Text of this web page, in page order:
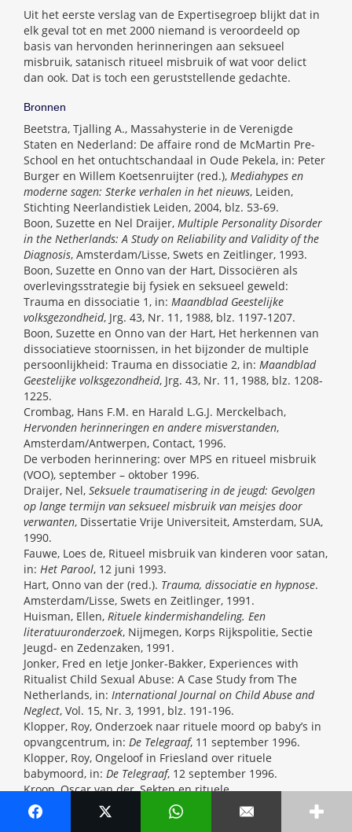
Uit het eerste verslag van de Expertisegroep blijkt dat in
elk geval tot en met 2000 niemand is veroordeeld op
basis van hervonden herinneringen aan seksueel
misbruik, satanisch ritueel misbruik of wat voor delict
dan ook. Dat is toch een geruststellende gedachte.
Bronnen
Beetstra, Tjalling A., Massahysterie in de Verenigde
Staten en Nederland: De affaire rond de McMartin Pre-
School en het ontuchtschandaal in Oude Pekela, in: Peter
Burger en Willem Koetsenruijter (red.), Mediahypes en
moderne sagen: Sterke verhalen in het nieuws, Leiden,
Stichting Neerlandistiek Leiden, 2004, blz. 53-69.
Boon, Suzette en Nel Draijer, Multiple Personality Disorder
in the Netherlands: A Study on Reliability and Validity of the
Diagnosis, Amsterdam/Lisse, Swets en Zeitlinger, 1993.
Boon, Suzette en Onno van der Hart, Dissociëren als
overlevingsstrategie bij fysiek en seksueel geweld:
Trauma en dissociatie 1, in: Maandblad Geestelijke
volksgezondheid, Jrg. 43, Nr. 11, 1988, blz. 1197-1207.
Boon, Suzette en Onno van der Hart, Het herkennen van
dissociatieve stoornissen, in het bijzonder de multiple
persoonlijkheid: Trauma en dissociatie 2, in: Maandblad
Geestelijke volksgezondheid, Jrg. 43, Nr. 11, 1988, blz. 1208-
1225.
Crombag, Hans F.M. en Harald L.G.J. Merckelbach,
Hervonden herinneringen en andere misverstanden,
Amsterdam/Antwerpen, Contact, 1996.
De verboden herinnering: over MPS en ritueel misbruik
(VOO), september – oktober 1996.
Draijer, Nel, Seksuele traumatisering in de jeugd: Gevolgen
op lange termijn van seksueel misbruik van meisjes door
verwanten, Dissertatie Vrije Universiteit, Amsterdam, SUA,
1990.
Fauwe, Loes de, Ritueel misbruik van kinderen voor satan,
in: Het Parool, 12 juni 1993.
Hart, Onno van der (red.). Trauma, dissociatie en hypnose.
Amsterdam/Lisse, Swets en Zeitlinger, 1991.
Huisman, Ellen, Rituele kindermishandeling. Een
literatuuronderzoek, Nijmegen, Korps Rijkspolitie, Sectie
Jeugd- en Zedenzaken, 1991.
Jonker, Fred en Ietje Jonker-Bakker, Experiences with
Ritualist Child Sexual Abuse: A Case Study from The
Netherlands, in: International Journal on Child Abuse and
Neglect, Vol. 15, Nr. 3, 1991, blz. 191-196.
Klopper, Roy, Onderzoek naar rituele moord op baby’s in
opvangcentrum, in: De Telegraaf, 11 september 1996.
Klopper, Roy, Ongeloof in Friesland over rituele
babymoord, in: De Telegraaf, 12 september 1996.
Kroon, Oscar van der, Sekten en rituele
kindermishandeling: Het verhaal achter een Nova-
uitzending, in: Peter Burger en Willem Koetsenruijter